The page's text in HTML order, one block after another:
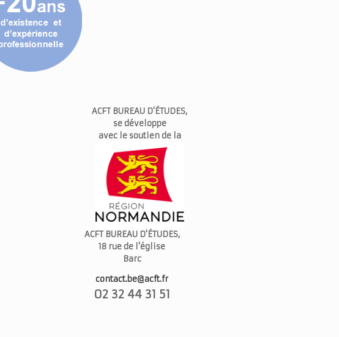
ACFT BUREAU D'ÉTUDES,
se développe
avec le soutien de la
ACFT BUREAU D'ÉTUDES,
18 rue de l'église
Barc
contact.be@acft.fr
02 32 44 31 51